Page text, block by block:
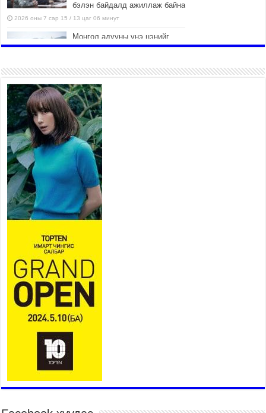
бэлэн байдалд ажиллаж байна
2026 оны 7 сар 15 / 13 цаг 06 минут
Монгол адууны үнэ цэнийг
дэлхийд сурталчлах “Дэлхийн
оролцож байна
Шагайн харвааны насанд
хүрэгчдийн багийн төрөлд 106
багийн 848 харваач өрсөлдөж,
шилдгүүд шалгарав
2026 оны 7 сар 15 / 11 цаг 45 минут
Үндэсний их баяр наадмын сур харвааны
шагналыг нийслэлийн Засаг дарга бөгөөд
Улаанбаатар хотын Захирагч Б.Пүрэвдагва
гардууллаа
2026 оны 7 сар 15 / 11 цаг 41 минут
иргэдэд тусламж, үйлчилгээ үзүүлж байна
2026 оны 7 сар 15 / 11 цаг 30 минут
Хүчит бөхийн барилдааны тавын даваа
үргэлжилж байна
2026 оны 7 сар 15 / 11 цаг 26 минут
Төв цэнгэлдэх орчмын цэвэрлэгээ, үйлчилгээнд
161 ажилтан, 27 техниктэй ажиллаж байна
2026 оны 7 сар 15 / 11 цаг 22 минут
Наадмын амралтын өдрүүдэд нийслэлийн эрүүл
мэндийн байгууллагууд дараах хуваарийн дагуу
ажиллана
2026 оны 7 сар 15 / 11 цаг 18 минут
Үндэсний их баяр наадам эхэллээ